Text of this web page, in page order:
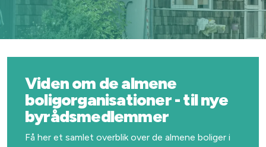
Viden om de almene
boligorganisationer - til nye
byrådsmedlemmer
Få her et samlet overblik over de almene boliger i